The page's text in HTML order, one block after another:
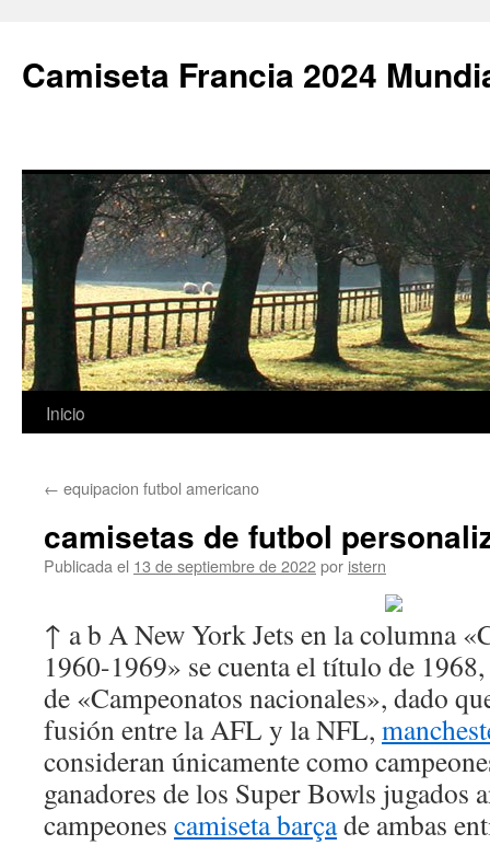
Camiseta Francia 2024
Saltar
contenido
Inicio
← equipacion futbol americano
camisetas de futbol
Publicada el 13 de septiembre de 2022por istern
↑ a b A New York Jets en la columna
1960-1969» se cuenta el título de
de «Campeonatos nacionales», dado
fusión entre la AFL y la NFL,
consideran únicamente como
ganadores de los Super Bowls jugados
campeones camiseta barçade ambas